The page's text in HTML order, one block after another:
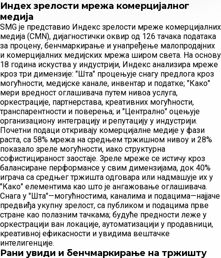
Индеx зрелости мрежа комерцијалног
медија
SMG је представио Индекс зрелости мреже комерцијалних
медија (CMN), дијагностички оквир од 126 тачака података
за процену, бенчмаркирање и унапређење малопродајних
и комерцијалних медијских мрежа широм света. На основу
18 година искуства у индустрији, Индекс анализира мреже
кроз три димензије: "Шта" процењује снагу предлога кроз
могућности, медијске канале, инвентар и податке; "Како"
мери вредност оглашивача путем нивоа услуга,
оркестрације, партнерстава, креативних могућности,
транспарентности и поверења; и "Централно" оцењује
организациону интеграцију и репутацију у индустрији.
Почетни подаци откривају комерцијалне медије у фази
раста, са 58% мрежа на средњем тржишном нивоу и 28%
показало зреле могућности, иако структурна
софистицираност заостаје. Зреле мреже се истичу кроз
балансиране перформансе у свим димензијама, док 40%
играча са средњег тржишта одговара или надмашује их у
"Како" елементима као што је ангажовање оглашивача.
Снага у "Шта"—могућностима, каналима и подацима—најјаче
предвиђа укупну зрелост, са публиком и подацима прве
стране као полазним тачкама; будуће предности леже у
оркестрацији ван локације, аутоматизацији у продавници,
креативној ефикасности и увидима вештачке
интелигенције.
Рани увиди и бенчмаркирање на тржишту